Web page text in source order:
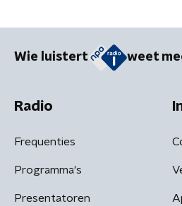
Wie luistert weet
Radio
Frequenties
Programma's
Presentatoren